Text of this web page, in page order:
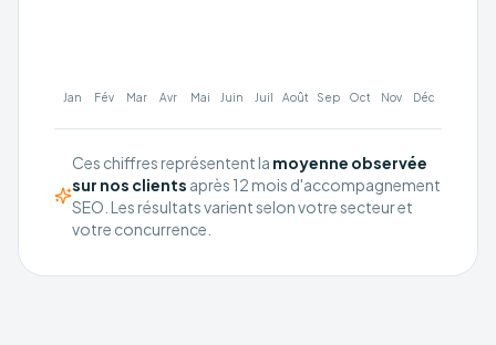
Jan Fév Mar Avr Mai Juin Juil Août Sep Oct Nov Déc
Ces chiffres représentent la moyenne observée
sur nos clients après 12 mois d'accompagnement
SEO. Les résultats varient selon votre secteur et
votre concurrence.